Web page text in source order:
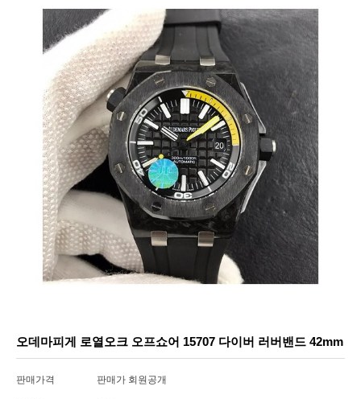
오데마피게 로열오크 오프쇼어 15707 다이버 러버밴드 42mm
판매가격 판매가 회원공개